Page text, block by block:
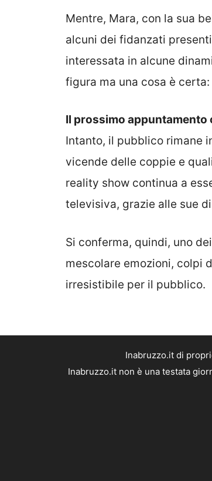
Mentre, Mara, con la sua
alcuni dei fidanzati
interessata in alcune
figura ma una cosa è
Il prossimo
Intanto, il pubblico rimane
vicende delle coppie e
reality show continua a
televisiva, grazie alle sue
Si conferma, quindi, uno
mescolare emozioni, colpi
irresistibile per il pubblico.
Inabruzzo.it di
Inabruzzo.it non è una testata